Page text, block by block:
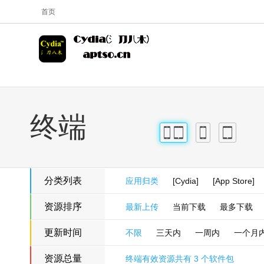
首页
终端
分类列表 应用归类 [Cydia] [App Store]
资源排序 最新上传 当前下载 最多下载
更新时间 不限 三天内 一周内 一个月
资源总量
终端有效资源共有 3 个软件包